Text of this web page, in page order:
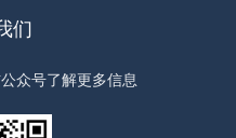
们
众号了解更多信息